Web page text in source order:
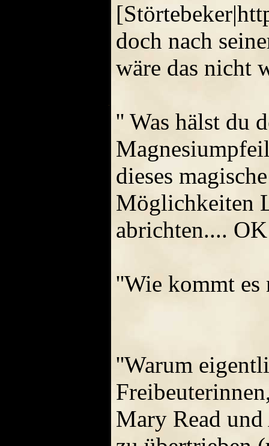
doch nach
wäre das nicht
'' Was hälst du
dieses
Möglichkeiten
abrichten....
''Wie kommt es
''Warum
Mary Read